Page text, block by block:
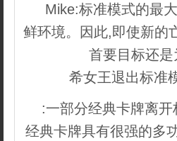
Mike:标准模式的最
鲜环境。因此,即使新的
首要目标还
希女王退出标准
:一部分经典卡牌离
经典卡牌具有很强的多